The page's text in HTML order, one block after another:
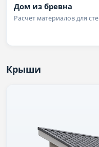
Дом из бревна
Расчет материалов для
Крыши